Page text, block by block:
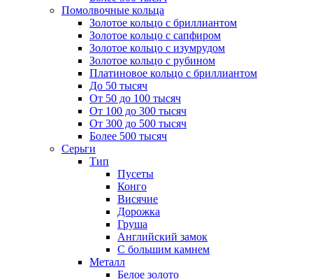
Помолвочные кольца
Золотое кольцо с бриллиантом
Золотое кольцо с сапфиром
Золотое кольцо с изумрудом
Золотое кольцо с рубином
Платиновое кольцо с бриллиантом
До 50 тысяч
От 50 до 100 тысяч
От 100 до 300 тысяч
От 300 до 500 тысяч
Более 500 тысяч
Серьги
Тип
Пусеты
Конго
Висячие
Дорожка
Груша
Английский замок
С большим камнем
Металл
Белое золото